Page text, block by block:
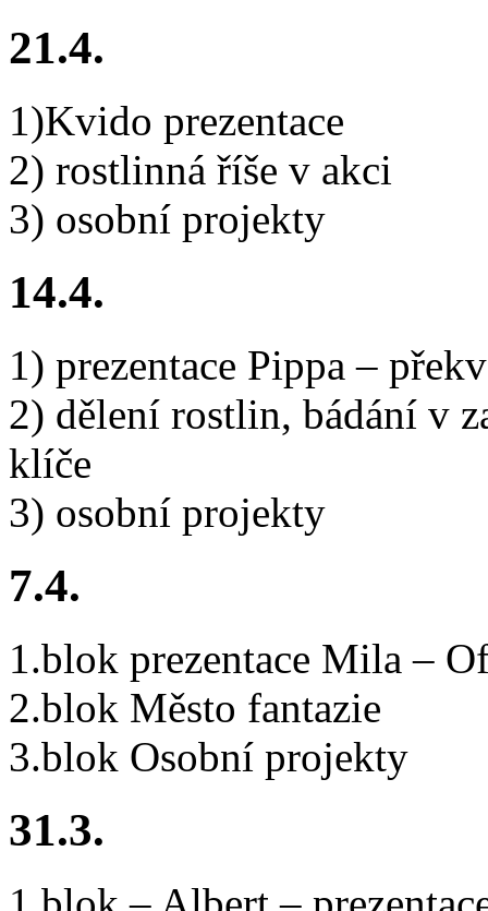
21.4.
1)Kvido prezentace
2) rostlinná říše v akci
3) osobní projekty
14.4.
1) prezentace Pippa –
2) dělení rostlin, bádání v
klíče
3) osobní projekty
7.4.
1.blok prezentace Mila –
2.blok Město fantazie
3.blok Osobní projekty
31.3.